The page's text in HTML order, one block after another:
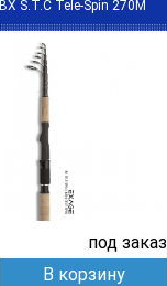
BX S.T.C Tele-Spin 270M
под заказ
В корзину